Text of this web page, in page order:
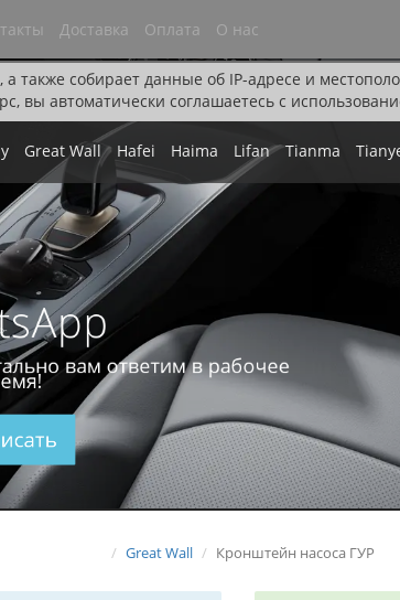
также собирает данные об IP-адресе и
вы автоматически соглашаетесь с
Доставка Оплата О нас
Great Wall Hafei Haima Lifan Tianma
вам ответим в рабочее
Great Wall Кронштейн насоса ГУР